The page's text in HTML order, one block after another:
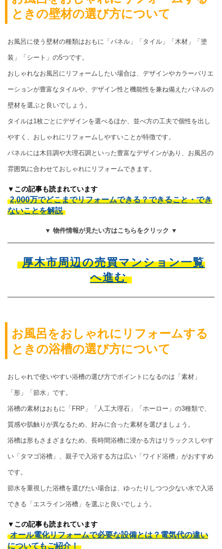
ときの壁材の選び方について
お風呂に使う壁材の種類はおもに「パネル」「タイル」「木材」「塗
装」「シート」の5つです。
おしゃれなお風呂にリフォームしたい場合は、デザインやカラーバリエ
ーションが豊富なタイルや、デザイン性と機能性を兼ね備えたパネルの
壁材を選ぶと良いでしょう。
タイルは1枚ごとにデザインを選べるほか、並べ方の工夫で個性を出し
やすく、おしゃれにリフォームしやすいことが特徴です。
パネルには木目調や大理石調といった豊富なデザインがあり、お風呂の
雰囲気に合わせておしゃれにリフォームできます。
▼この記事も読まれています
2,000万でどこまでリフォームできる？できること・でき
ないことを解説
▼ 物件情報が見たい方はこちらをクリック ▼
厚木市周辺の売買マンション一覧
へ進む
お風呂をおしゃれにリフォームする
ときの浴槽の選び方について
おしゃれで使いやすい浴槽の選び方でポイントになるのは「素材」
「形」「節水」です。
浴槽の素材はおもに「FRP」「人工大理石」「ホーロー」の3種類で、
質感や肌触りが異なるため、好みに合った素材を選びましょう。
浴槽は形もさまざまなため、長時間浴槽に浸かる方はリラックスしやす
い「タマゴ浴槽」、親子で入浴する方は広い「ワイド浴槽」がおすすめ
です。
節水を重視した浴槽を選びたい場合は、ゆったりしつつ少ない水で入浴
できる「エスライン浴槽」を選ぶと良いでしょう。
▼この記事も読まれています
オール電化リフォームで必要な設備とは？電気代の違い
についてもご紹介！